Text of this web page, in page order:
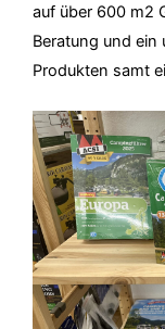
auf über 600 m2
Beratung und ein
Produkten samt